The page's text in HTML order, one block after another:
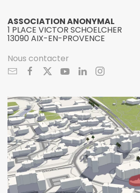
ASSOCIATION ANONYMAL
1 PLACE VICTOR SCHOELCHER
13090 AIX-EN-PROVENCE
Nous contacter